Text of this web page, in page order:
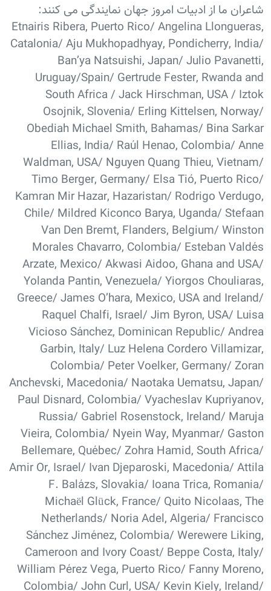
شاعران ما از ادبیات امروز جهان نمایندگی می کنند:
Etnairis Ribera, Puerto Rico/ Angelina Llongueras,
Catalonia/ Aju Mukhopadhyay, Pondicherry, India/
Ban’ya Natsuishi, Japan/ Julio Pavanetti,
Uruguay/Spain/ Gertrude Fester, Rwanda and
South Africa / Jack Hirschman, USA / Iztok
Osojnik, Slovenia/ Erling Kittelsen, Norway/
Obediah Michael Smith, Bahamas/ Bina Sarkar
Ellias, India/ Raúl Henao, Colombia/ Anne
Waldman, USA/ Nguyen Quang Thieu, Vietnam/
Timo Berger, Germany/ Elsa Tió, Puerto Rico/
Kamran Mir Hazar, Hazaristan/ Rodrigo Verdugo,
Chile/ Mildred Kiconco Barya, Uganda/ Stefaan
Van Den Bremt, Flanders, Belgium/ Winston
Morales Chavarro, Colombia/ Esteban Valdés
Arzate, Mexico/ Akwasi Aidoo, Ghana and USA/
Yolanda Pantin, Venezuela/ Yiorgos Chouliaras,
Greece/ James O’hara, Mexico, USA and Ireland/
Raquel Chalfi, Israel/ Jim Byron, USA/ Luisa
Vicioso Sánchez, Dominican Republic/ Andrea
Garbin, Italy/ Luz Helena Cordero Villamizar,
Colombia/ Peter Voelker, Germany/ Zoran
Anchevski, Macedonia/ Naotaka Uematsu, Japan/
Paul Disnard, Colombia/ Vyacheslav Kupriyanov,
Russia/ Gabriel Rosenstock, Ireland/ Maruja
Vieira, Colombia/ Nyein Way, Myanmar/ Gaston
Bellemare, Québec/ Zohra Hamid, South Africa/
Amir Or, Israel/ Ivan Djeparoski, Macedonia/ Attila
F. Balázs, Slovakia/ Ioana Trica, Romania/
Michaël Glück, France/ Quito Nicolaas, The
Netherlands/ Noria Adel, Algeria/ Francisco
Sánchez Jiménez, Colombia/ Werewere Liking,
Cameroon and Ivory Coast/ Beppe Costa, Italy/
William Pérez Vega, Puerto Rico/ Fanny Moreno,
Colombia/ John Curl, USA/ Kevin Kiely, Ireland/